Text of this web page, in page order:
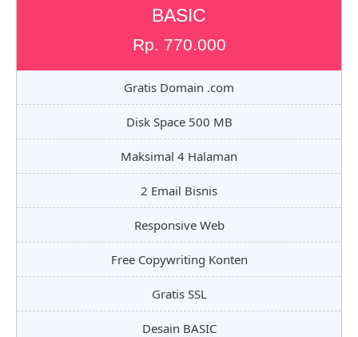
BASIC
Rp. 770.000
Gratis Domain .com
Disk Space 500 MB
Maksimal 4 Halaman
2 Email Bisnis
Responsive Web
Free Copywriting Konten
Gratis SSL
Desain BASIC